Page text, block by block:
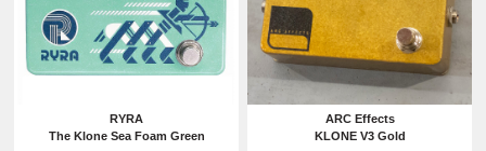
RYRA
The Klone Sea Foam Green
ARC Effects
KLONE V3 Gold